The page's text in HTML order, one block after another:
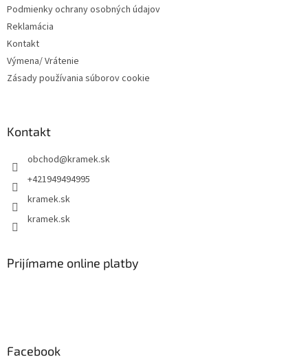
Podmienky ochrany osobných údajov
Reklamácia
Kontakt
Výmena/ Vrátenie
Zásady používania súborov cookie
Kontakt
obchod@kramek.sk
+421949494995
kramek.sk
kramek.sk
Prijímame online platby
Facebook